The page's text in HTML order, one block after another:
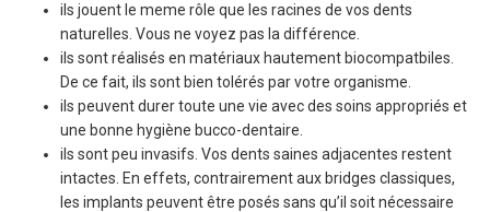
ils jouent le meme rôle que les racines de vos dents
naturelles. Vous ne voyez pas la différence.
ils sont réalisés en matériaux hautement biocompatbiles.
De ce fait, ils sont bien tolérés par votre organisme.
ils peuvent durer toute une vie avec des soins appropriés et
une bonne hygiène bucco-dentaire.
ils sont peu invasifs. Vos dents saines adjacentes restent
intactes. En effets, contrairement aux bridges classiques,
les implants peuvent être posés sans qu’il soit nécessaire